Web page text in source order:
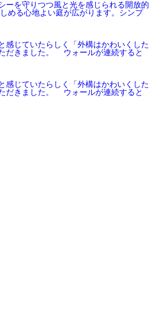
ーを守りつつ風と光を感じられる開放的
める心地よい庭が広がります。シンプ
感じていたらしく「外構はかわいくした
だきました。 ウォールが連続すると
感じていたらしく「外構はかわいくした
だきました。 ウォールが連続すると